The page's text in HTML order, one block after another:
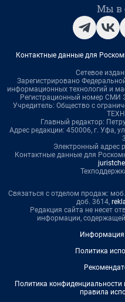
Мы в
Контактные данные для
Сетевое
Зарегистрировано
информационных технологий и
Регистрационный номер СМИ
Учредитель: Общество с
Главный редактор:
Адрес редакции: 450006, г. Уфа,
Электронный адрес
Контактные данные для
Связаться с отделом продаж:
доб. 3614,
Редакция сайта не несет
информации,
Информация
Политика
Политика
правила